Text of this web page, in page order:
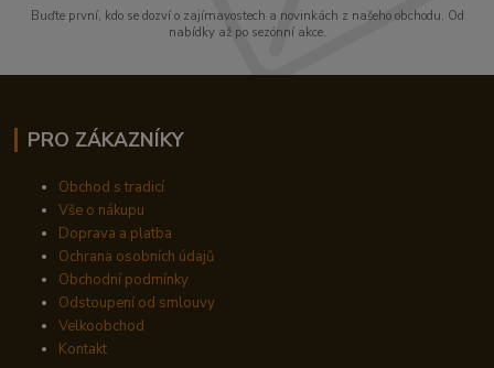
Buďte první, kdo se dozví o zajímavostech a novinkách z našeho obchodu. Od
nabídky až po sezónní akce.
PRO ZÁKAZNÍKY
Obchod s tradicí
Vše o nákupu
Doprava a platba
Ochrana osobních údajů
Obchodní podmínky
Odstoupení od smlouvy
Velkoobchod
Kontakt